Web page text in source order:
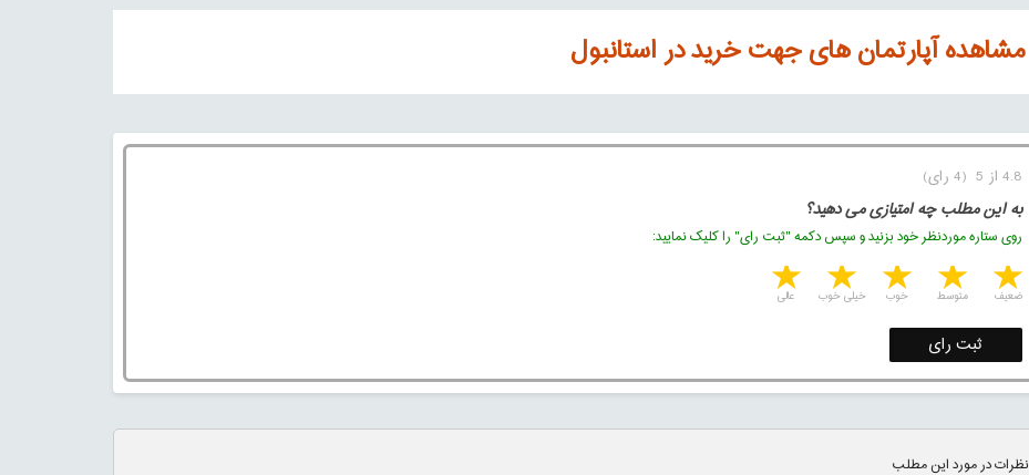
مشاهده آپارتمان های جهت خرید در استانبول
4.8 از 5 (4 رای)
به این مطلب چه امتیازی می دهید؟
روی ستاره موردنظر خود بزنید و سپس دکمه "ثبت رای" را کلیک نمایید:
4 stars 3 stars 2 stars 1 star عالی خیلی خوب خوب متوسط ضعیف
ثبت رای
نظرات در مورد این مطلب